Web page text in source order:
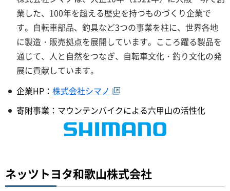
業した、100年を超える歴史を持つものづくり企業で
す。自転車部品、釣具など3つの事業を柱に、世界各地
に製造・販売拠点を展開しています。こころ躍る製品を
通じて、人と自然をつなぎ、自転車文化・釣り文化の発
展に貢献しています。
企業HP： 株式会社シマノ
寄附事業：マウンテンバイクによる六甲山の活性化
ネッツトヨタ和歌山株式会社